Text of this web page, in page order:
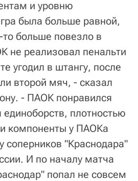
и уровню
была больше равной,
то больше повезло в
не реализовал пенальти
угодил в штангу, после
второй мяч, - сказал
- ПАОК понравился
плотностью
компоненты у ПАОКа
"Краснодара"
И по началу матча
попал не совсем